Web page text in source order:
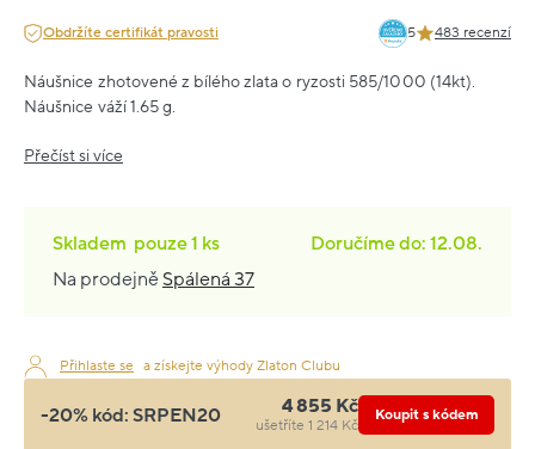
Obdržíte certifikát pravosti 5 483 recenzí
Náušnice zhotovené z bílého zlata o ryzosti 585/1000 (14kt).
Náušnice váží 1.65 g.
Přečíst si více
Skladem pouze1 ks
Doručíme do: 12.08.
Na prodejně Spálená 37
Přihlaste se a získejte výhody Zlaton Clubu
-20% kód: SRPEN20 4 855 Kč
ušetříte 1 214 Kč
Koupit s kódem